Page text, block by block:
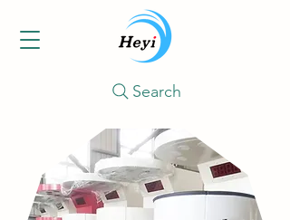
Search